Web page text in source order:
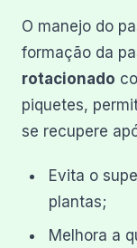
O manejo do
formação da
rotacionado
piquetes,
se recupere
Evita o
plantas;
Melhora a